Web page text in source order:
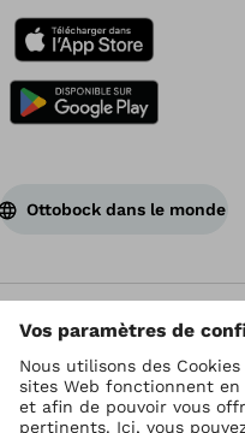
Ottobock dans le monde
Paramètres de protection
Conditions générales de